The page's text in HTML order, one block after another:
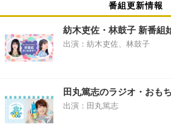
番組更新情報
紡木吏佐・林鼓子 新番組
出演：紡木吏佐、林鼓子
田丸篤志のラジオ・おも
出演：田丸篤志